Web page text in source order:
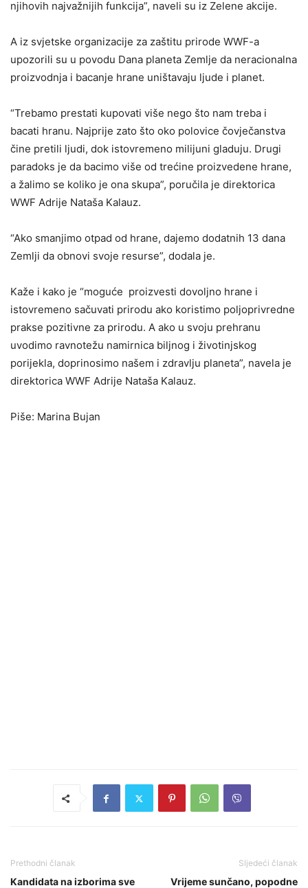
njihovih najvažnijih funkcija”, naveli su iz Zelene akcije.
A iz svjetske organizacije za zaštitu prirode WWF-a
upozorili su u povodu Dana planeta Zemlje da neracionalna
proizvodnja i bacanje hrane uništavaju ljude i planet.
“Trebamo prestati kupovati više nego što nam treba i
bacati hranu. Najprije zato što oko polovice čovječanstva
čine pretili ljudi, dok istovremeno milijuni gladuju. Drugi
paradoks je da bacimo više od trećine proizvedene hrane,
a žalimo se koliko je ona skupa”, poručila je direktorica
WWF Adrije Nataša Kalauz.
“Ako smanjimo otpad od hrane, dajemo dodatnih 13 dana
Zemlji da obnovi svoje resurse”, dodala je.
Kaže i kako je “moguće proizvesti dovoljno hrane i
istovremeno sačuvati prirodu ako koristimo poljoprivredne
prakse pozitivne za prirodu. A ako u svoju prehranu
uvodimo ravnotežu namirnica biljnog i životinjskog
porijekla, doprinosimo našem i zdravlju planeta”, navela je
direktorica WWF Adrije Nataša Kalauz.
Piše: Marina Bujan
Prethodni članak
Kandidata na izborima sve
Sljedeći članak
Vrijeme sunčano, popodne